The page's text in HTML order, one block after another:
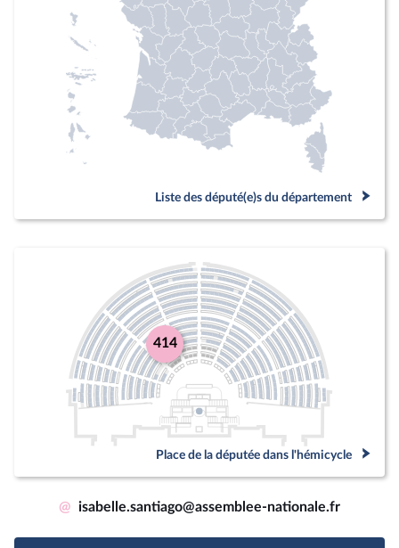
Liste des député(e)s du département
414
Place de la députée dans l'hémicycle
@ isabelle.santiago@assemblee-nationale.fr